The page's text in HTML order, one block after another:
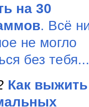
на 30
. Всё
не могло
без тебя...
Как